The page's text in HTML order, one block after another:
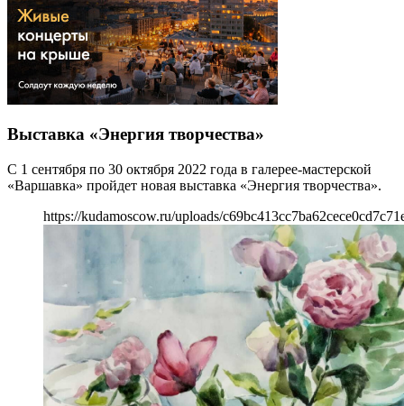
Выставка «Энергия творчества»
С 1 сентября по 30 октября 2022 года в галерее-мастерской
«Варшавка» пройдет новая выставка «Энергия творчества».
https://kudamoscow.ru/uploads/